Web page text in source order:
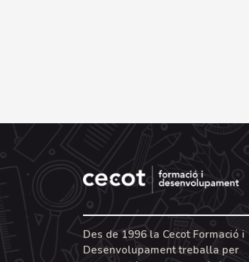
Des de 1996 la Cecot Formació i
Desenvolupament treballa per